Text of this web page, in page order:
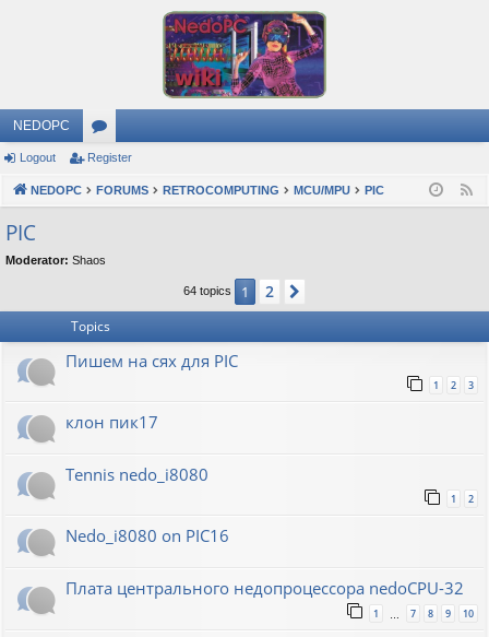
NEDOPC
or
u
s
Logout Register
NEDOPC FORUMS RETROCOMPUTING MCU/MPU PIC
PIC
Moderator: Shaos
64 topics 1 2
Topics
Пишем на сях для PIC
1 2 3
клон пик17
Tennis nedo_i8080
1 2
Nedo_i8080 on PIC16
Плата центрального недопроцессора nedoCPU-32
1 7 8 9 10